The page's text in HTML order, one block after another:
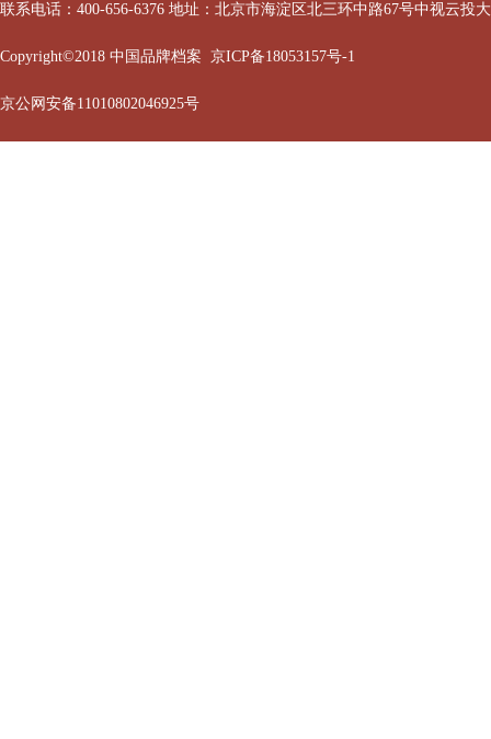
联系电话：400-656-6376 地址：北京市海淀区北三环中路67号中视云投
Copyright©2018 中国品牌档案 京ICP备18053157号-1
京公网安备11010802046925号